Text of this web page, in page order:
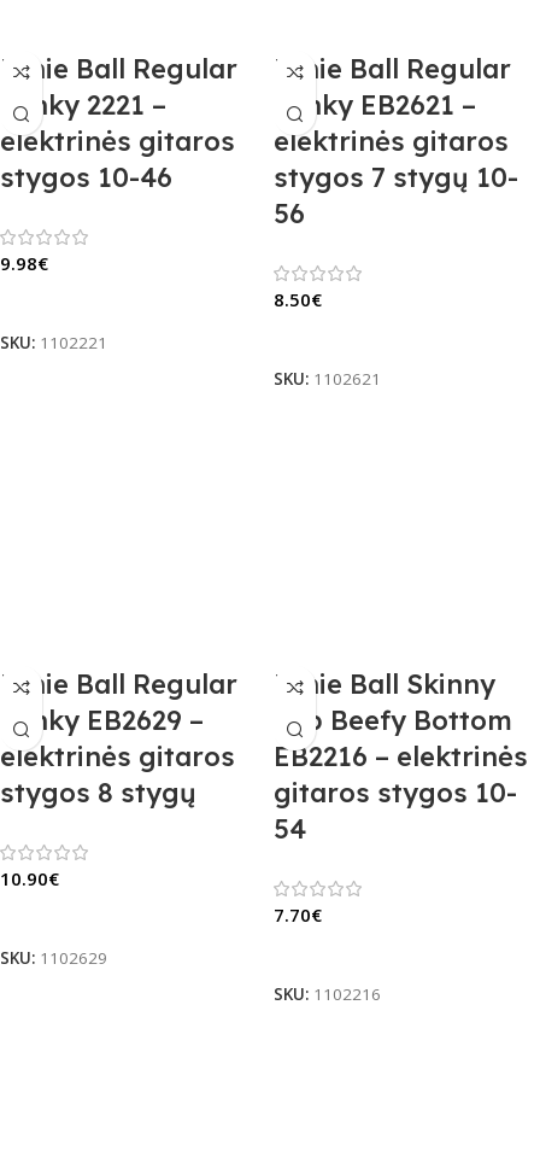
Ernie Ball Regular
Slinky 2221 –
elektrinės gitaros
stygos 10-46
9.98€
SKU: 1102221
Ernie Ball Regular
Slinky EB2621 –
elektrinės gitaros
stygos 7 stygų 10-
56
8.50€
SKU: 1102621
Ernie Ball Regular
Slinky EB2629 –
elektrinės gitaros
stygos 8 stygų
10.90€
SKU: 1102629
Ernie Ball Skinny
Top Beefy Bottom
EB2216 – elektrinės
gitaros stygos 10-
54
7.70€
SKU: 1102216